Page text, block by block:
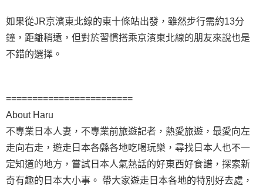
如果從JR京濱東北線的東十條站出發，雖然步行需約13分
鐘，距離稍遠，但對於習慣搭乘京濱東北線的朋友來說也是
不錯的選擇。
========================
About Haru
不專業日本人妻，不專業前旅遊記者，熱愛旅遊，最愛向左
走向右走，遊走日本各縣各地吃喝玩樂，尋找日本人也不一
定知道的地方，嘗試日本人氣熱話的好東西好食譜，探索新
奇有趣的日本大小事。 帶大家遊走日本各地的特別好去處，